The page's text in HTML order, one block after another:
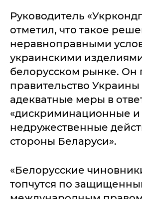
Руководитель
отметил, что такое
неравноправными
украинскими
белорусском рынке. Он
правительство
адекватные меры в
«дискриминационные и
недружественные
стороны Беларуси».
«Белорусские
топчутся по